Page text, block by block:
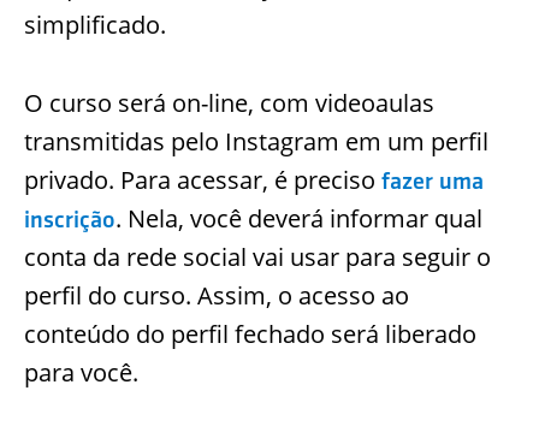
simplificado.
O curso será on-line, com videoaulas
transmitidas pelo Instagram em um perfil
privado. Para acessar, é preciso fazer uma
inscrição. Nela, você deverá informar qual
conta da rede social vai usar para seguir o
perfil do curso. Assim, o acesso ao
conteúdo do perfil fechado será liberado
para você.